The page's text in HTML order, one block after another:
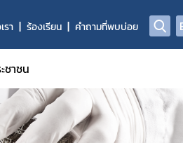
รา ร้องเรียน คำถามที่พบบ่อย
ชาชน